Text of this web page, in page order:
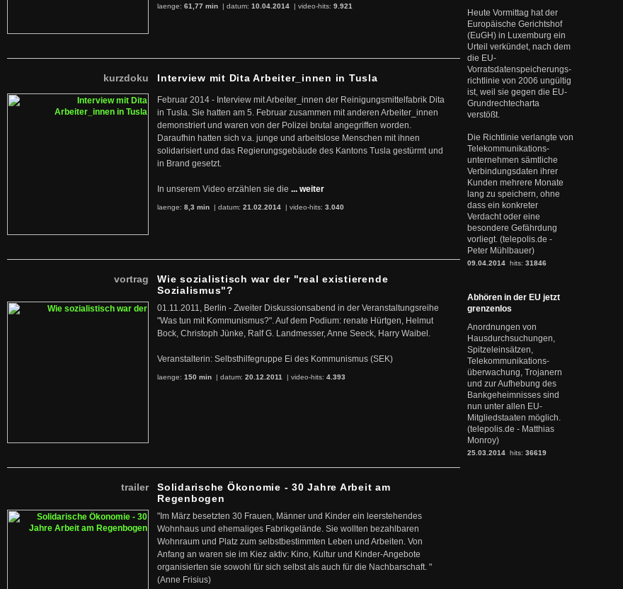
laenge: 61,77 min | datum: 10.04.2014 | video-hits: 9.921
kurzdoku Interview mit Dita Arbeiter_innen in Tusla
Februar 2014 - Interview mit Arbeiter_innen der Reinigungsmittelfabrik Dita
in Tusla. Sie hatten am 5. Februar zusammen mit anderen Arbeiter_innen
demonstriert und waren von der Polizei brutal angegriffen worden.
Daraufhin hatten sich v.a. junge und arbeitslose Menschen mit ihnen
solidarisiert und das Regierungsgebäude des Kantons Tusla gestürmt und
in Brand gesetzt.
In unserem Video erzählen sie die ... weiter
laenge: 8,3 min | datum: 21.02.2014 | video-hits: 3.040
vortrag
Wie sozialistisch war der "real existierende
Sozialismus"?
01.11.2011, Berlin - Zweiter Diskussionsabend in der Veranstaltungsreihe
"Was tun mit Kommunismus?". Auf dem Podium: renate Hürtgen, Helmut
Bock, Christoph Jünke, Ralf G. Landmesser, Anne Seeck, Harry Waibel.
Veranstalterin: Selbsthilfegruppe Ei des Kommunismus (SEK)
laenge: 150 min | datum: 20.12.2011 | video-hits: 4.393
trailer
Solidarische Ökonomie - 30 Jahre Arbeit am
Regenbogen
"Im März besetzten 30 Frauen, Männer und Kinder ein leerstehendes
Wohnhaus und ehemaliges Fabrikgelände. Sie wollten bezahlbaren
Wohnraum und Platz zum selbstbestimmten Leben und Arbeiten. Von
Anfang an waren sie im Kiez aktiv: Kino, Kultur und Kinder-Angebote
organisierten sie sowohl für sich selbst als auch für die Nachbarschaft. "
(Anne Frisius)
Heute Vormittag hat der
Europäische Gerichtshof
(EuGH) in Luxemburg ein
Urteil verkündet, nach dem
die EU-
Vorratsdatenspeicherungs-
richtlinie von 2006 ungültig
ist, weil sie gegen die EU-
Grundrechtecharta
verstößt.
Die Richtlinie verlangte von
Telekommunikations-
unternehmen sämtliche
Verbindungsdaten ihrer
Kunden mehrere Monate
lang zu speichern, ohne
dass ein konkreter
Verdacht oder eine
besondere Gefährdung
vorliegt. (telepolis.de -
Peter Mühlbauer)
09.04.2014 hits: 31846
Abhören in der EU jetzt
grenzenlos
Anordnungen von
Hausdurchsuchungen,
Spitzeleinsätzen,
Telekommunikations-
überwachung, Trojanern
und zur Aufhebung des
Bankgeheimnisses sind
nun unter allen EU-
Mitgliedstaaten möglich.
(telepolis.de - Matthias
Monroy)
25.03.2014 hits: 36619